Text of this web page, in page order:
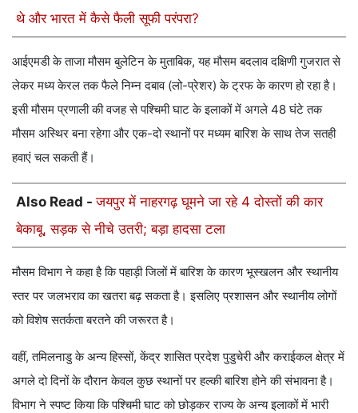
थे और भारत में कैसे फैली सूफी परंपरा?
आईएमडी के ताजा मौसम बुलेटिन के मुताबिक, यह मौसम बदलाव दक्षिणी गुजरात से
लेकर मध्य केरल तक फैले निम्न दबाव (लो-प्रेशर) के ट्रफ के कारण हो रहा है।
इसी मौसम प्रणाली की वजह से पश्चिमी घाट के इलाकों में अगले 48 घंटे तक
मौसम अस्थिर बना रहेगा और एक-दो स्थानों पर मध्यम बारिश के साथ तेज सतही
हवाएं चल सकती हैं।
Also Read -जयपुर में नाहरगढ़ घूमने जा रहे 4 दोस्तों की कार
बेकाबू, सड़क से नीचे उतरी; बड़ा हादसा टला
मौसम विभाग ने कहा है कि पहाड़ी जिलों में बारिश के कारण भूस्खलन और स्थानीय
स्तर पर जलभराव का खतरा बढ़ सकता है। इसलिए प्रशासन और स्थानीय लोगों
को विशेष सतर्कता बरतने की जरूरत है।
वहीं, तमिलनाडु के अन्य हिस्सों, केंद्र शासित प्रदेश पुडुचेरी और कराईकल क्षेत्र में
अगले दो दिनों के दौरान केवल कुछ स्थानों पर हल्की बारिश होने की संभावना है।
विभाग ने स्पष्ट किया कि पश्चिमी घाट को छोड़कर राज्य के अन्य इलाकों में भारी